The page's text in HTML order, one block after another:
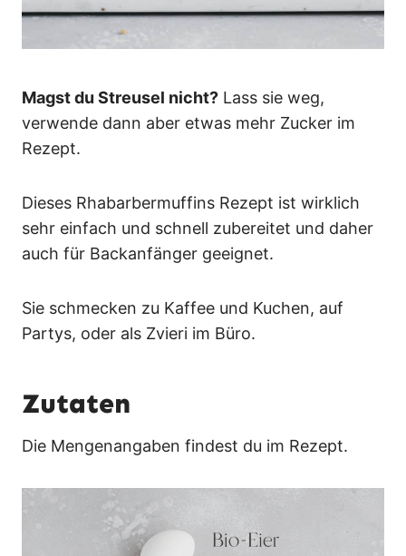
Magst du Streusel nicht? Lass sie weg,
verwende dann aber etwas mehr Zucker im
Rezept.
Dieses Rhabarbermuffins Rezept ist wirklich
sehr einfach und schnell zubereitet und daher
auch für Backanfänger geeignet.
Sie schmecken zu Kaffee und Kuchen, auf
Partys, oder als Zvieri im Büro.
Zutaten
Die Mengenangaben findest du im Rezept.